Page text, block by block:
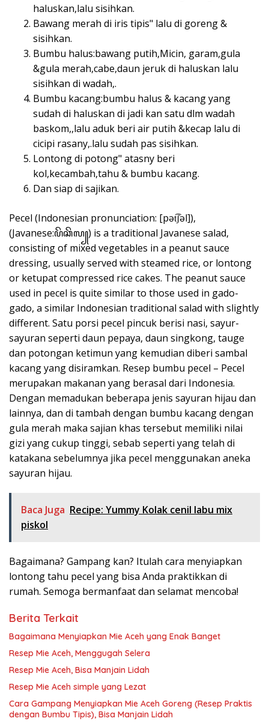
haluskan,lalu sisihkan.
Bawang merah di iris tipis" lalu di goreng &
sisihkan.
Bumbu halus:bawang putih,Micin, garam,gula
&gula merah,cabe,daun jeruk di haluskan lalu
sisihkan di wadah,.
Bumbu kacang:bumbu halus & kacang yang
sudah di haluskan di jadi kan satu dlm wadah
baskom,,lalu aduk beri air putih &kecap lalu di
cicipi rasany,.lalu sudah pas sisihkan.
Lontong di potong" atasny beri
kol,kecambah,tahu & bumbu kacang.
Dan siap di sajikan.
Pecel (Indonesian pronunciation: [pət͡ʃəl]),
(Javanese:ꦥꦼꦕꦼꦭ꧀) is a traditional Javanese salad,
consisting of mixed vegetables in a peanut sauce
dressing, usually served with steamed rice, or lontong
or ketupat compressed rice cakes. The peanut sauce
used in pecel is quite similar to those used in gado-
gado, a similar Indonesian traditional salad with slightly
different. Satu porsi pecel pincuk berisi nasi, sayur-
sayuran seperti daun pepaya, daun singkong, tauge
dan potongan ketimun yang kemudian diberi sambal
kacang yang disiramkan. Resep bumbu pecel – Pecel
merupakan makanan yang berasal dari Indonesia.
Dengan memadukan beberapa jenis sayuran hijau dan
lainnya, dan di tambah dengan bumbu kacang dengan
gula merah maka sajian khas tersebut memiliki nilai
gizi yang cukup tinggi, sebab seperti yang telah di
katakana sebelumnya jika pecel menggunakan aneka
sayuran hijau.
Baca Juga Recipe: Yummy Kolak cenil labu mix
piskol
Bagaimana? Gampang kan? Itulah cara menyiapkan
lontong tahu pecel yang bisa Anda praktikkan di
rumah. Semoga bermanfaat dan selamat mencoba!
Berita Terkait
Bagaimana Menyiapkan Mie Aceh yang Enak Banget
Resep Mie Aceh, Menggugah Selera
Resep Mie Aceh, Bisa Manjain Lidah
Resep Mie Aceh simple yang Lezat
Cara Gampang Menyiapkan Mie Aceh Goreng (Resep Praktis
dengan Bumbu Tipis), Bisa Manjain Lidah